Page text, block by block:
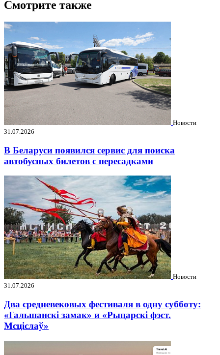
Смотрите также
Новости
31.07.2026
В Беларуси появился сервис для поиска
автобусных билетов с пересадками
Новости
31.07.2026
Два средневековых фестиваля в одну субботу:
«Гальшанскі замак» и «Рыцарскі фэст.
Мсціслаў»